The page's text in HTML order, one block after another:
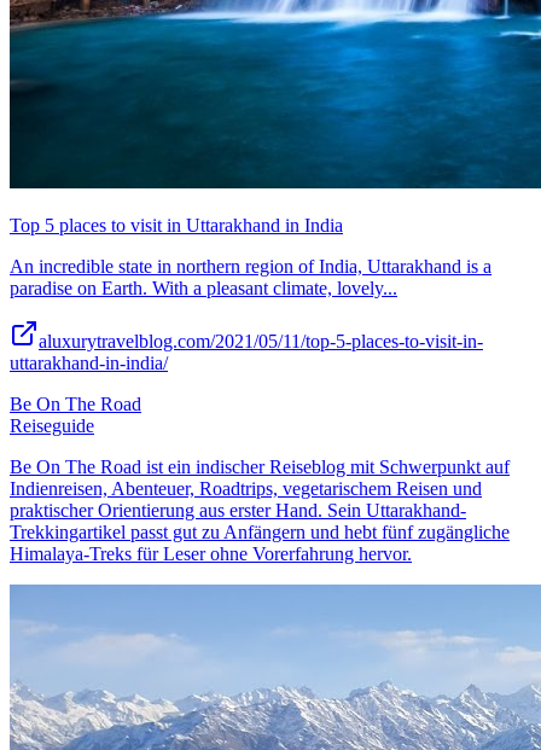
Top 5 places to visit in Uttarakhand in India
An incredible state in northern region of India, Uttarakhand is a
paradise on Earth. With a pleasant climate, lovely...
aluxurytravelblog.com/2021/05/11/top-5-places-to-visit-in-
uttarakhand-in-india/
Be On The Road
Reiseguide
Be On The Road ist ein indischer Reiseblog mit Schwerpunkt auf
Indienreisen, Abenteuer, Roadtrips, vegetarischem Reisen und
praktischer Orientierung aus erster Hand. Sein Uttarakhand-
Trekkingartikel passt gut zu Anfängern und hebt fünf zugängliche
Himalaya-Treks für Leser ohne Vorerfahrung hervor.